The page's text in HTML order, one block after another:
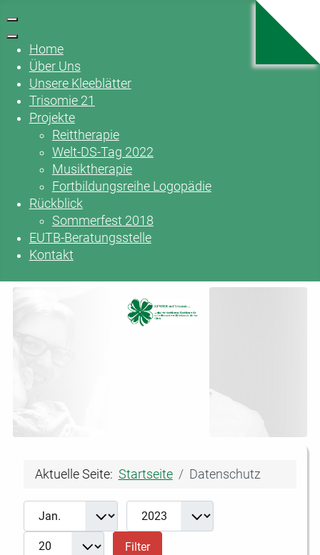
Home
Über Uns
Unsere Kleeblätter
Trisomie 21
Projekte
Reittherapie
Welt-DS-Tag 2022
Musiktherapie
Fortbildungsreihe Logopädie
Rückblick
Sommerfest 2018
EUTB-Beratungsstelle
Kontakt
Aktuelle Seite: Startseite Datenschutz
Filter
Monat Jahr
Filter